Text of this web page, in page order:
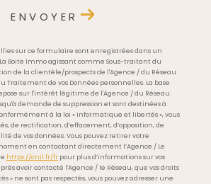
ENVOYER
sur ce formulaire sont enregistrées dans un
Boite Immo agissant comme Sous-traitant du
de la clientèle/prospects de l'Agence / du Réseau
Traitement de vos Données personnelles. La base
sur l'intérêt légitime de l'Agence / du Réseau.
demande de suppression et sont destinées à
à la loi « informatique et libertés », vous
de rectification, d’effacement, d’opposition, de
de vos données. Vous pouvez retirer votre
en contactant directement l’Agence / Le
https://cnil.fr/fr pour plus d’informations sur vos
avoir contacté l'Agence / le Réseau, que vos droits
» ne sont pas respectés, vous pouvez adresser une